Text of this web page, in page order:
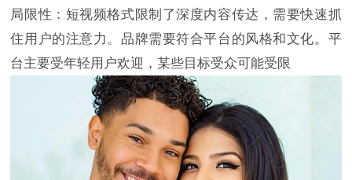
局限性：短视频格式限制了深度内容传达，需要快速抓
住用户的注意力。品牌需要符合平台的风格和文化。平
台主要受年轻用户欢迎，某些目标受众可能受限